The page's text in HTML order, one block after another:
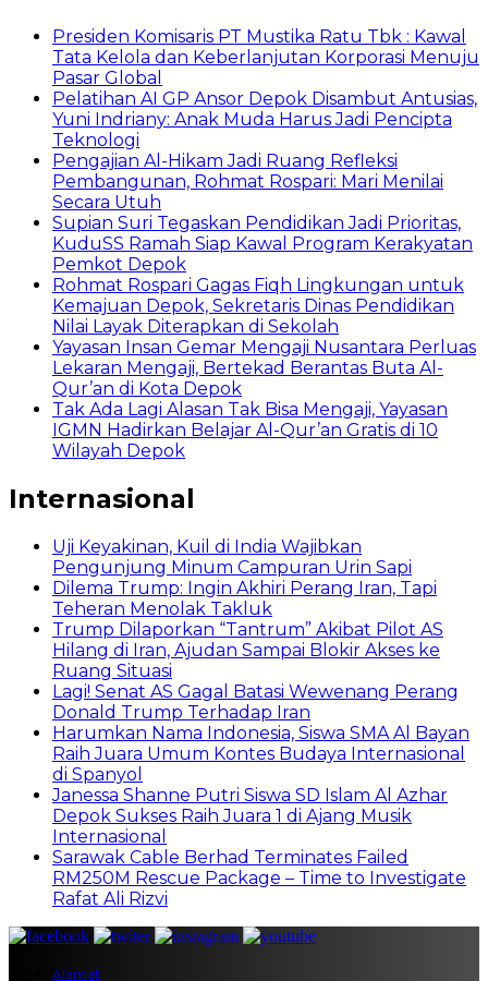
Presiden Komisaris PT Mustika Ratu Tbk : Kawal
Tata Kelola dan Keberlanjutan Korporasi Menuju
Pasar Global
Pelatihan AI GP Ansor Depok Disambut Antusias,
Yuni Indriany: Anak Muda Harus Jadi Pencipta
Teknologi
Pengajian Al-Hikam Jadi Ruang Refleksi
Pembangunan, Rohmat Rospari: Mari Menilai
Secara Utuh
Supian Suri Tegaskan Pendidikan Jadi Prioritas,
KuduSS Ramah Siap Kawal Program Kerakyatan
Pemkot Depok
Rohmat Rospari Gagas Fiqh Lingkungan untuk
Kemajuan Depok, Sekretaris Dinas Pendidikan
Nilai Layak Diterapkan di Sekolah
Yayasan Insan Gemar Mengaji Nusantara Perluas
Lekaran Mengaji, Bertekad Berantas Buta Al-
Qur’an di Kota Depok
Tak Ada Lagi Alasan Tak Bisa Mengaji, Yayasan
IGMN Hadirkan Belajar Al-Qur’an Gratis di 10
Wilayah Depok
Internasional
Uji Keyakinan, Kuil di India Wajibkan
Pengunjung Minum Campuran Urin Sapi
Dilema Trump: Ingin Akhiri Perang Iran, Tapi
Teheran Menolak Takluk
Trump Dilaporkan “Tantrum” Akibat Pilot AS
Hilang di Iran, Ajudan Sampai Blokir Akses ke
Ruang Situasi
Lagi! Senat AS Gagal Batasi Wewenang Perang
Donald Trump Terhadap Iran
Harumkan Nama Indonesia, Siswa SMA Al Bayan
Raih Juara Umum Kontes Budaya Internasional
di Spanyol
Janessa Shanne Putri Siswa SD Islam Al Azhar
Depok Sukses Raih Juara 1 di Ajang Musik
Internasional
Sarawak Cable Berhad Terminates Failed
RM250M Rescue Package – Time to Investigate
Rafat Ali Rizvi
Alamat